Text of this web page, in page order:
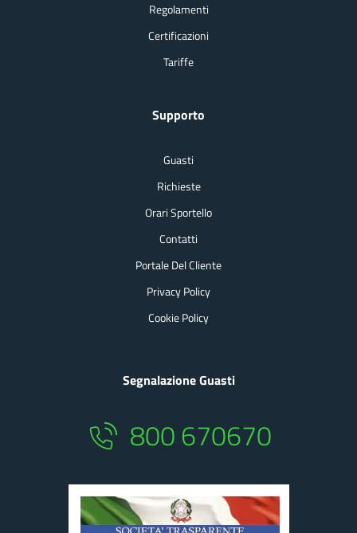
Regolamenti
Certificazioni
Tariffe
Supporto
Guasti
Richieste
Orari Sportello
Contatti
Portale Del Cliente
Privacy Policy
Cookie Policy
Segnalazione Guasti
800 670670